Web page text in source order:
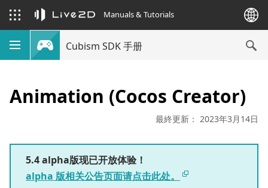
Manuals & Tutorials
Cubism SDK 手册
Animation (Cocos Creator)
最終更新： 2023年3月14日
5.4 alpha版现已开放体验！
alpha 版相关公告页面请点击此处。